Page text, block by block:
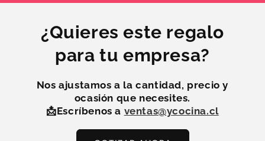
¿Quieres este regalo
para tu empresa?
Nos ajustamos a lacantidad, precio y
ocasión que necesites.
📩Escríbenos a ventas@ycocina.cl